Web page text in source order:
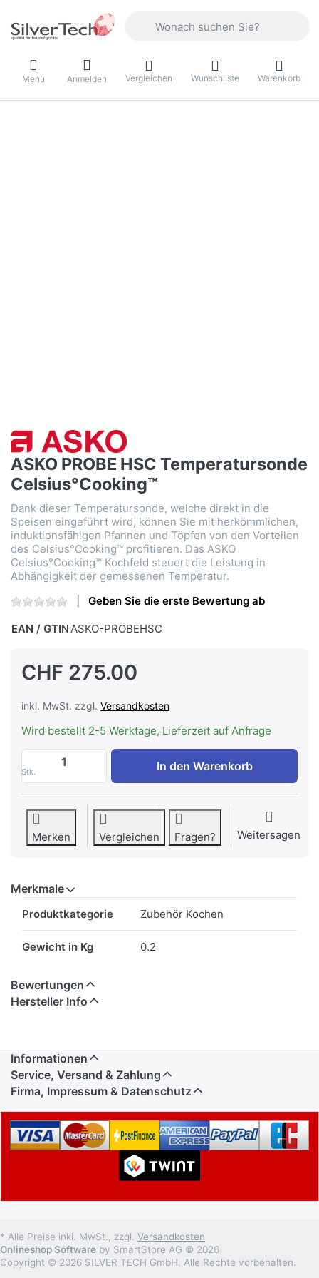
Menü Anmelden Vergleichen Wunschliste Warenkorb
ASKO PROBE HSC Temperatursonde
Celsius°Cooking™
Dank dieser Temperatursonde, welche direkt in die
Speisen eingeführt wird, können Sie mit herkömmlichen,
induktionsfähigen Pfannen und Töpfen von den Vorteilen
des Celsius°Cooking™ profitieren. Das ASKO
Celsius°Cooking™ Kochfeld steuert die Leistung in
Abhängigkeit der gemessenen Temperatur.
Geben Sie die erste Bewertung ab
EAN / GTINASKO-PROBEHSC
CHF 275.00
inkl. MwSt. zzgl. Versandkosten
Wird bestellt 2-5 Werktage, Lieferzeit auf Anfrage
Stk.
ASKO PROBE HSC Temperatursonde
In den Warenkorb
Merken Vergleichen Fragen? Weitersagen
Merkmale
Produktkategorie Zubehör Kochen
Gewicht in Kg 0.2
Bewertungen
Hersteller Info
Informationen
Service, Versand & Zahlung
Firma, Impressum & Datenschutz
* Alle Preise inkl. MwSt., zzgl. Versandkosten
Onlineshop Software by SmartStore AG © 2026
Copyright © 2026 SILVER TECH GmbH. Alle Rechte vorbehalten.